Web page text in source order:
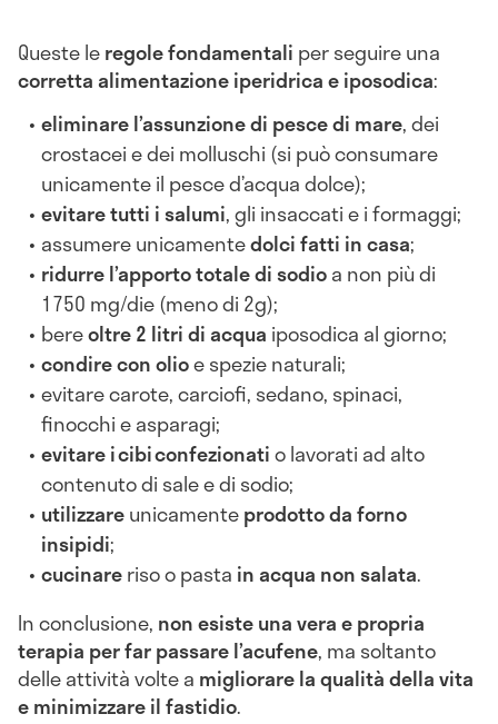
Queste leregole fondamentali per seguire una
corretta alimentazione iperidrica e iposodica:
eliminare l’assunzione di pesce di mare, dei
crostacei e dei molluschi (si può consumare
unicamente il pesce d’acqua dolce);
evitare tutti i salumi, gli insaccati e i formaggi;
assumere unicamentedolci fatti in casa;
ridurre l’apporto totale di sodioa non più di
1750 mg/die (meno di 2g);
bereoltre 2 litri di acqua iposodica al giorno;
condire con olioe spezie naturali;
evitare carote, carciofi, sedano, spinaci,
finocchi e asparagi;
evitare i cibi confezionatio lavorati ad alto
contenuto di sale e di sodio;
utilizzareunicamenteprodotto da forno
insipidi;
cucinareriso o pasta in acqua non salata.
In conclusione, non esiste una vera e propria
terapia per far passare l’acufene, ma soltanto
delle attività volte a migliorare la qualità della vita
e minimizzare il fastidio.